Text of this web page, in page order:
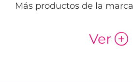
Más productos de la marca
Ver p